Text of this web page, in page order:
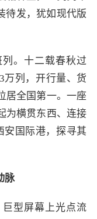
待发，犹如现代版
。十二载春秋过
万列，开行量、货
居全国第一。一座
为横贯东西、连接
安国际港，探寻其
脉
型屏幕上光点流